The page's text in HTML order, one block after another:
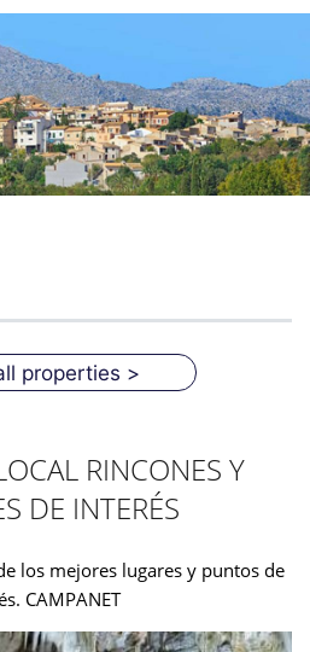
properties >
RINCONES Y
DE INTERÉS
los mejores lugares y puntos de
CAMPANET